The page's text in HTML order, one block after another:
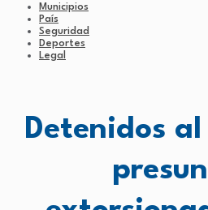
Municipios
País
Seguridad
Deportes
Legal
Detenidos al